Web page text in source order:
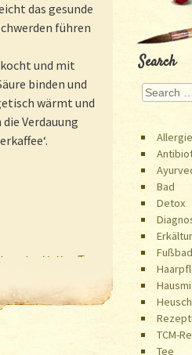
das gesunde
führen
und mit
binden und
wärmt und
Verdauung
Tee
Search
Search
Allergie
Bad
Detox
Fußbad
TCM-
Tee